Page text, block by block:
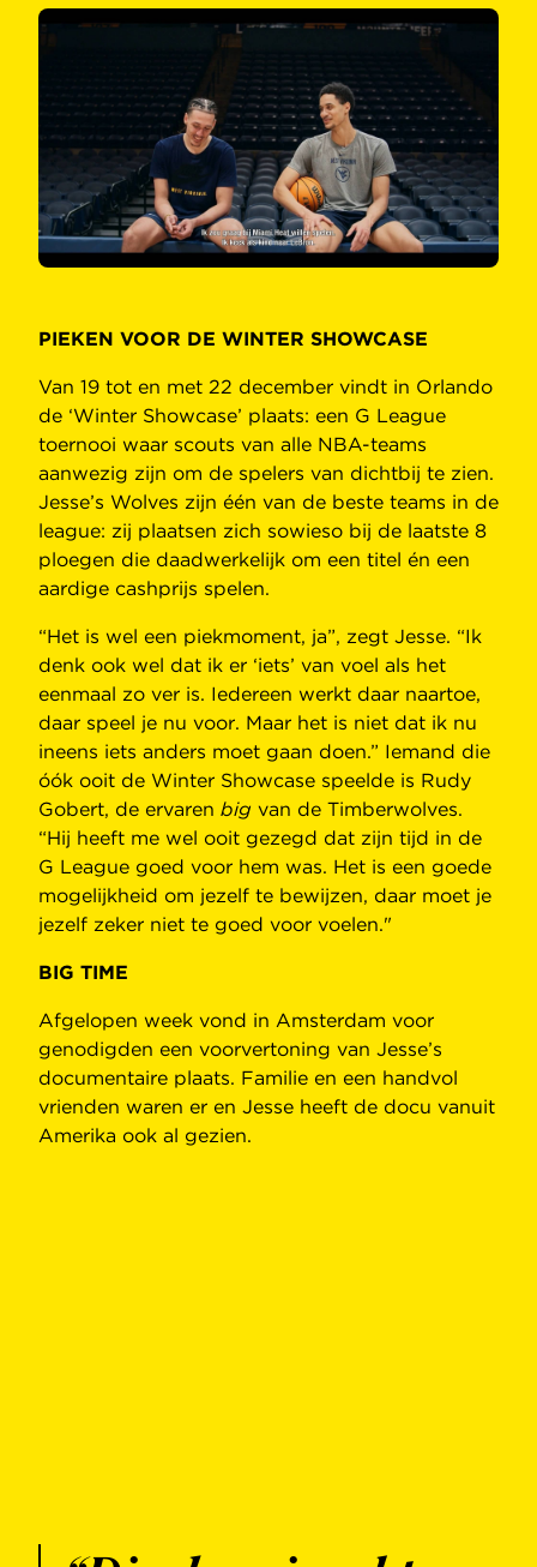
PIEKEN VOOR DE WINTER SHOWCASE
Van 19 tot en met 22 december vindt in Orlando
de ‘Winter Showcase’ plaats: een G League
toernooi waar scouts van alle NBA-teams
aanwezig zijn om de spelers van dichtbij te zien.
Jesse’s Wolves zijn één van de beste teams in de
league: zij plaatsen zich sowieso bij de laatste 8
ploegen die daadwerkelijk om een titel én een
aardige cashprijs spelen.
“Het is wel een piekmoment, ja”, zegt Jesse. “Ik
denk ook wel dat ik er ‘iets’ van voel als het
eenmaal zo ver is. Iedereen werkt daar naartoe,
daar speel je nu voor. Maar het is niet dat ik nu
ineens iets anders moet gaan doen.” Iemand die
óók ooit de Winter Showcase speelde is Rudy
Gobert, de ervaren big van de Timberwolves.
“Hij heeft me wel ooit gezegd dat zijn tijd in de
G League goed voor hem was. Het is een goede
mogelijkheid om jezelf te bewijzen, daar moet je
jezelf zeker niet te goed voor voelen."
BIG TIME
Afgelopen week vond in Amsterdam voor
genodigden een voorvertoning van Jesse’s
documentaire plaats. Familie en een handvol
vrienden waren er en Jesse heeft de docu vanuit
Amerika ook al gezien.